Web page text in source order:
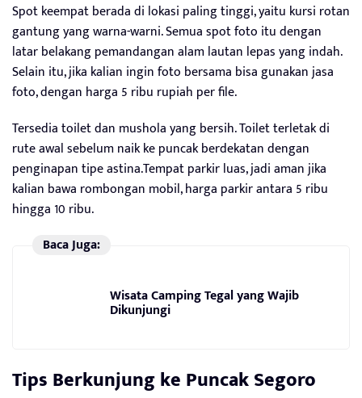
Spot keempat berada di lokasi paling tinggi, yaitu kursi rotan
gantung yang warna-warni. Semua spot foto itu dengan
latar belakang pemandangan alam lautan lepas yang indah.
Selain itu, jika kalian ingin foto bersama bisa gunakan jasa
foto, dengan harga 5 ribu rupiah per file.
Tersedia toilet dan mushola yang bersih. Toilet terletak di
rute awal sebelum naik ke puncak berdekatan dengan
penginapan tipe astina.Tempat parkir luas, jadi aman jika
kalian bawa rombongan mobil, harga parkir antara 5 ribu
hingga 10 ribu.
Baca Juga:
Wisata Camping Tegal yang Wajib
Dikunjungi
Tips Berkunjung ke Puncak Segoro